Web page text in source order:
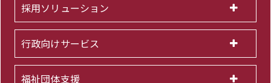
採用ソリューション
行政向けサービス
福祉団体支援